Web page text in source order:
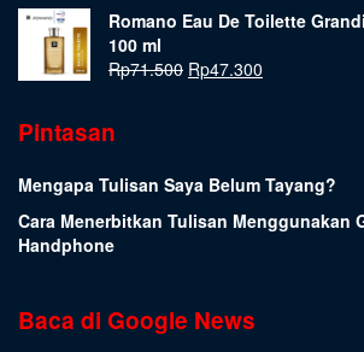
Romano Eau De Toilette
100 ml
Rp71.500 Rp47.300
Pintasan
Mengapa Tulisan Saya Belum Tayang?
Cara Menerbitkan Tulisan Menggunakan
Handphone
Baca di Google News